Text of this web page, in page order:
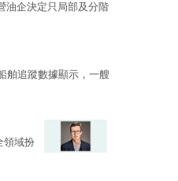
油企決定只局部及分階
舶追蹤數據顯示，一艘
領域扮